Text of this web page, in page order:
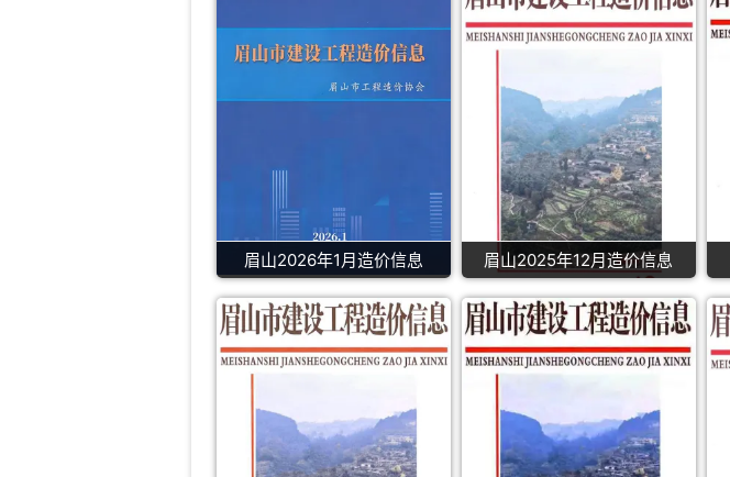
眉山2026年1月造价信息 眉山2025年12月造价信息